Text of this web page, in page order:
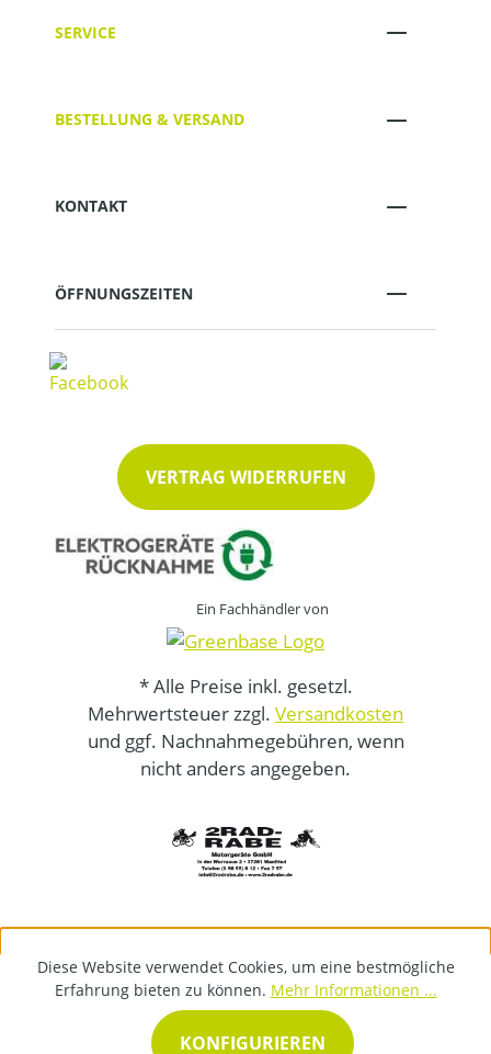
SERVICE
BESTELLUNG & VERSAND
KONTAKT
ÖFFNUNGSZEITEN
VERTRAG WIDERRUFEN
Ein Fachhändler von
* Alle Preise inkl. gesetzl.
Mehrwertsteuer zzgl. Versandkosten
und ggf. Nachnahmegebühren, wenn
nicht anders angegeben.
Diese Website verwendet Cookies, um eine bestmögliche
Erfahrung bieten zu können. Mehr Informationen ...
KONFIGURIEREN